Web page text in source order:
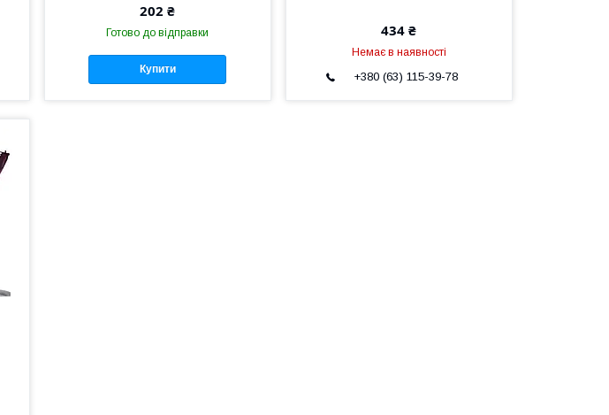
202 ₴
Готово до відправки
Купити
434 ₴
Немає в наявності
+380 (63) 115-39-78